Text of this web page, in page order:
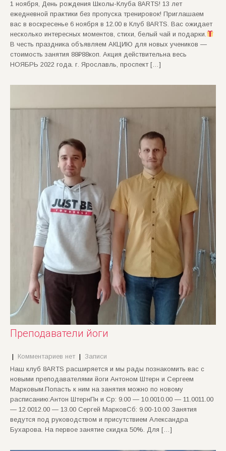
1 ноября, День рождения Школы-Клуба 8ARTS! 13 лет
ежедневной практики без пропуска тренировок! Приглашаем
вас в воскресенье 6 ноября в 12.00 в Клуб 8ARTS. Вас ожидает
несколько интересных моментов, стихи, белый чай и подарки.
В честь праздника объявляем АКЦИЮ для новых учеников —
стоимость занятия 88₽88коп. Акция действительна весь
НОЯБРЬ 2022 года. г. Ярославль, проспект […]
Преподаватели йоги
| Комментариев нет | Записи
Наш клуб 8ARTS расширяется и мы рады познакомить вас с
новыми преподавателями йоги Антоном Штерн и Сергеем
Марковым.Попасть к ним на занятия можно по новому
расписанию:Антон ШтернПн и Ср: 9.00 — 10.0010.00 — 11.0011.00
— 12.0012.00 — 13.00 Сергей МарковСб: 9.00-10.00 Занятия
ведутся под руководством и присутствием Александра
Бухарова. На первое занятие скидка 50%. Для […]